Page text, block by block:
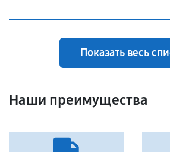
Показать весь
Наши преимущества